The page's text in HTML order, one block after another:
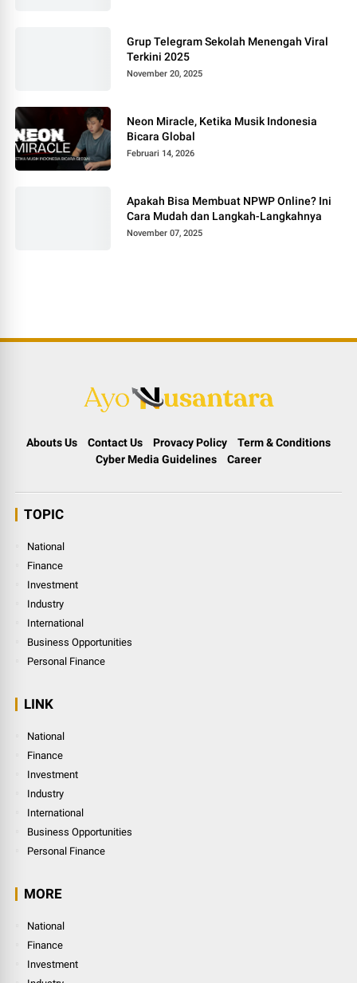
Grup Telegram Sekolah Menengah Viral
Terkini 2025
November 20, 2025
Neon Miracle, Ketika Musik Indonesia
Bicara Global
Februari 14, 2026
Apakah Bisa Membuat NPWP Online? Ini
Cara Mudah dan Langkah-Langkahnya
November 07, 2025
Abouts Us Contact Us Provacy Policy
Term & Conditions
Cyber Media Guidelines
Career
TOPIC
National
Finance
Investment
Industry
International
Business Opportunities
Personal Finance
LINK
National
Finance
Investment
Industry
International
Business Opportunities
Personal Finance
MORE
National
Finance
Investment